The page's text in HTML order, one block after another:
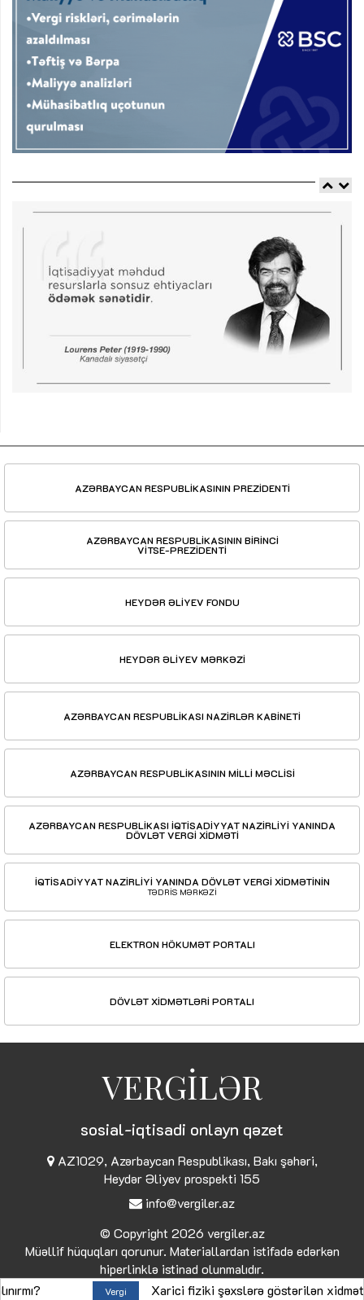
AZƏRBAYCAN RESPUBLİKASININ PREZİDENTİ
AZƏRBAYCAN RESPUBLİKASININ BİRİNCİ
VİTSE-PREZİDENTİ
HEYDƏR ƏLİYEV FONDU
HEYDƏR ƏLİYEV MƏRKƏZİ
AZƏRBAYCAN RESPUBLİKASI NAZİRLƏR KABİNETİ
AZƏRBAYCAN RESPUBLİKASININ MİLLİ MƏCLİSİ
AZƏRBAYCAN RESPUBLİKASI İQTİSADİYYAT NAZİRLİYİ YANINDA
DÖVLƏT VERGİ XİDMƏTİ
İQTİSADİYYAT NAZİRLİYİ YANINDA DÖVLƏT VERGİ XİDMƏTİNİN
TƏDRİS MƏRKƏZİ
ELEKTRON HÖKUMƏT PORTALI
DÖVLƏT XİDMƏTLƏRİ PORTALI
VERGİLƏR
sosial-iqtisadi onlayn qəzet
AZ1029, Azərbaycan Respublikası, Bakı şəhəri,
Heydər Əliyev prospekti 155
info@vergiler.az
© Copyright 2026 vergiler.az
Müəllif hüquqları qorunur. Materiallardan istifadə edərkən
hiperlinklə istinad olunmalıdır.
Xarici fiziki şəxslərə göstərilən xidmətlərə